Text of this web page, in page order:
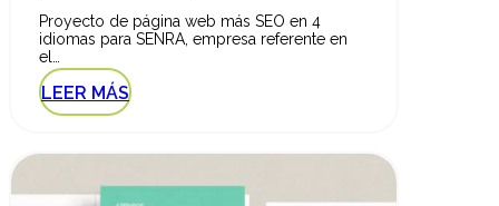
Proyecto de página web más SEO en 4
idiomas para SENRA, empresa referente en
el…
LEER MÁS